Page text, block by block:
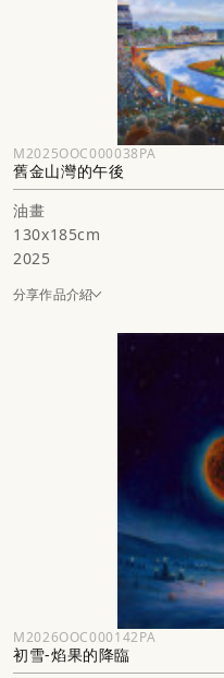
M2025OOC000038PA
舊金山灣的午後
油畫
130x185cm
2025
分享作品介紹
M2026OOC000142PA
初雪-焰果的降臨